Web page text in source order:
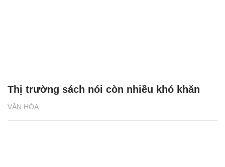
VĂN HÓA
Thị trường sách nói còn nhiều khó khăn